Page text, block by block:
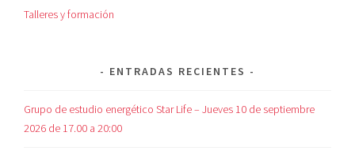
Talleres y formación
ENTRADAS RECIENTES
Grupo de estudio energético Star Life – Jueves 10 de septiembre
2026 de 17.00 a 20:00